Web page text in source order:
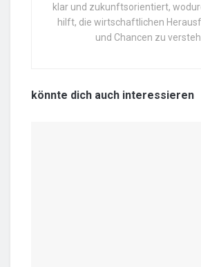
klar und zukunftsorientiert,
hilft, die wirtschaftlichen
und Chancen zu
könnte dich auch interessieren